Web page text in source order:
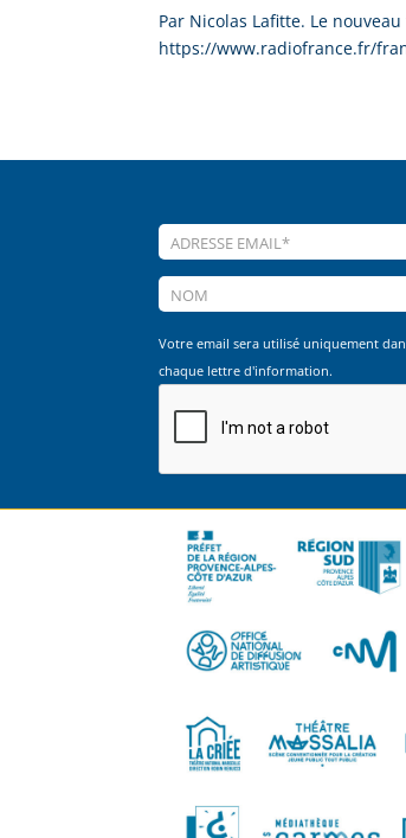
Par Nicolas Lafitte. Le
https://www.radiofrance.fr/
Votre email sera utilisé uniquement
chaque lettre d'information.